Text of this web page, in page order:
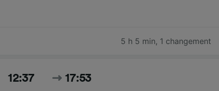
5 h 5 min, 1 changement
12:37 17:53